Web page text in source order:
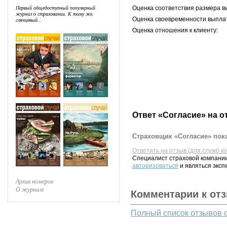
Первый общедоступный популярный
журнал о страховании. К тому же,
глянцевый...
Архив номеров
О журнале
Оценка соответствия размера
Оценка своевременности
Оценка отношения к клиенту:
Ответ «Согласие» на
Страховщик «Согласие»
Ответить на отзыв (для служб
Специалист страховой
авторизоваться и являться
Комментарии к
Полный список отзывов